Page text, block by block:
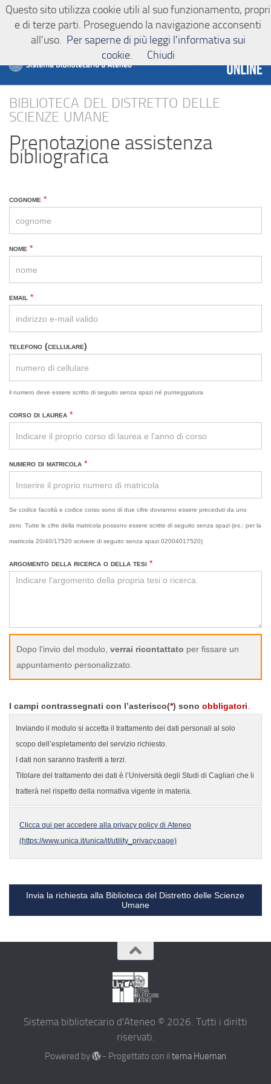
Salta al contenuto
Sistema bibliotecario d'Ateneo
biblioteca del distretto delle
scienze umane
Prenotazione assistenza
bibliografica
SCIUM.4
reference
cognome *
nome *
email *
telefono (cellulare)
il numero deve essere scritto di seguito senza spazi né punteggiatura
corso di laurea *
numero di matricola *
Se codice facoltà e codice corso sono di due cifre dovranno essere preceduti da uno
zero. Tutte le cifre della matricola possono essere scritte di seguito senza spazi (es.: per la
matricola 20/40/17520 scrivere di seguito senza spazi 02004017520)
argomento della ricerca o della tesi *
Dopo l'invio del modulo, verrai ricontattato per fissare un
appuntamento personalizzato.
I campi contrassegnati con l’asterisco(*) sono obbligatori
Inviando il modulo si accetta il trattamento dei dati personali al solo
scopo dell’espletamento del servizio richiesto.
I dati non saranno trasferiti a terzi.
Titolare del trattamento dei dati è l’Università degli Studi di Cagliari che li
tratterà nel rispetto della normativa vigente in materia.
Clicca qui per accedere alla privacy policy di Ateneo
(https://www.unica.it/unica/it/utility_privacy.page)
Invia la richiesta alla Biblioteca del Distretto delle Scienze
Umane
Sistema bibliotecario d'Ateneo © 2026. Tutti i diritti
riservati.
Powered by - Progettato con iltema Hueman
Questo sito utilizza cookie utili al suo funzionamento, propri
e di terze parti. Proseguendo la navigazione acconsenti
all'uso. Per saperne di più leggi l'informativa sui
cookie.
Chiudi